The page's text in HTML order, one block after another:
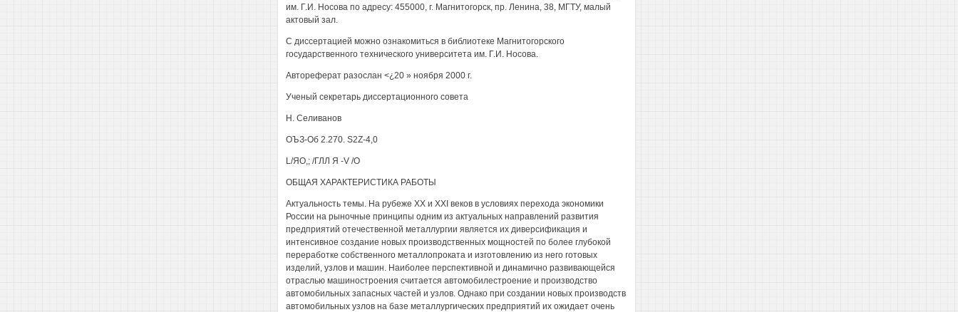
им. Г.И. Носова по адресу: 455000, г. Магнитогорск, пр. Ленина, 38, МГТУ, малый
актовый зал.
С диссертацией можно ознакомиться в библиотеке Магнитогорского
государственного технического университета им. Г.И. Носова.
Автореферат разослан <¿20 » ноября 2000 г.
Ученый секретарь диссертационного совета
Н. Селиванов
ОЪЗ-Об 2.270. S2Z-4,0
L/ЯО,; /ГЛЛ Я -V /О
ОБЩАЯ ХАРАКТЕРИСТИКА РАБОТЫ
Актуальность темы. На рубеже XX и XXI веков в условиях перехода экономики
России на рыночные принципы одним из актуальных направлений развития
предприятий отечественной металлургии является их диверсификация и
интенсивное создание новых производственных мощностей по более глубокой
переработке собственного металлопроката и изготовлению из него готовых
изделий, узлов и машин. Наиболее перспективной и динамично развивающейся
отраслью машиностроения считается автомобилестроение и производство
автомобильных запасных частей и узлов. Однако при создании новых производств
автомобильных узлов на базе металлургических предприятий их ожидает очень